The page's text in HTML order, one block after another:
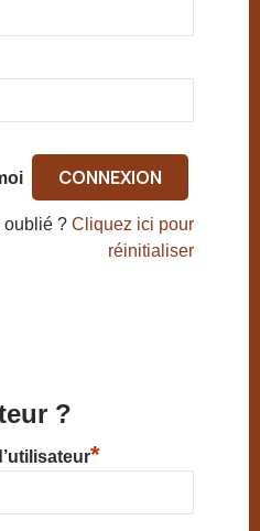
oublié ?Cliquez ici pour
réinitialiser
?
*